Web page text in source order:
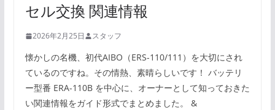
セル交換 関連情報
2026年2月25日 スタッフ
懐かしの名機、初代AIBO（ERS-110/111）を大切にされ
ているのですね。その情熱、素晴らしいです！ バッテリ
ー型番 ERA-110B を中心に、オーナーとして知っておきた
い関連情報をガイド形式でまとめました。 &